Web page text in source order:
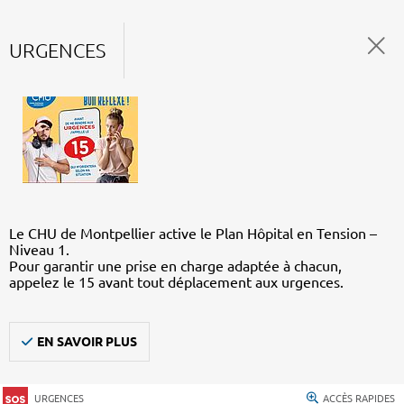
URGENCES
Le CHU de Montpellier active le Plan Hôpital en Tension –
Niveau 1.
Pour garantir une prise en charge adaptée à chacun,
appelez le 15 avant tout déplacement aux urgences.
EN SAVOIR PLUS
URGENCES ACCÈS RAPIDES